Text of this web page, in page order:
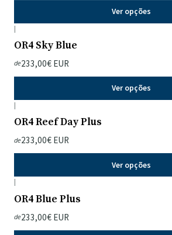
Ver opções
|
OR4 Sky Blue
de233,00€ EUR
Ver opções
|
OR4 Reef Day Plus
de233,00€ EUR
Ver opções
|
OR4 Blue Plus
de233,00€ EUR